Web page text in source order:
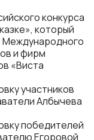
конкурса
который
Международного
и фирм
«Виста
участников
Албычева
победителей
Егоровой